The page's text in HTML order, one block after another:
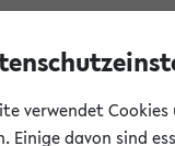
verwendet
Einige davon sind